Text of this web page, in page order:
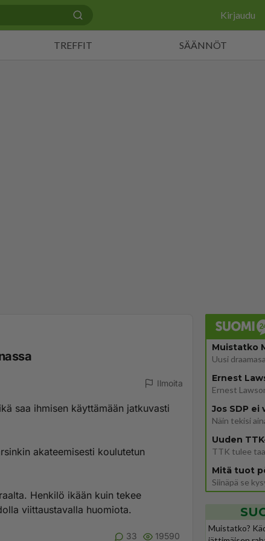
Kirjaudu
TREFFIT SÄÄNNÖT
Ilmoita
saa ihmisen käyttämään jatkuvasti
akateemisesti koulutetun
Henkilö ikään kuin tekee
viittaustavalla huomiota.
33 19590
Muistatko?